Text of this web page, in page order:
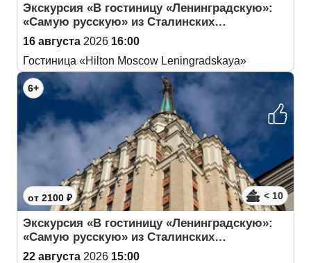
Экскурсия «В гостиницу «Ленинградскую»:
«Самую русскую» из Сталинских…
16 августа 2026 16:00
Гостиница «Hilton Moscow Leningradskaya»
6+
от 2100 ₽ < 10
Экскурсия «В гостиницу «Ленинградскую»:
«Самую русскую» из Сталинских…
22 августа 2026 15:00